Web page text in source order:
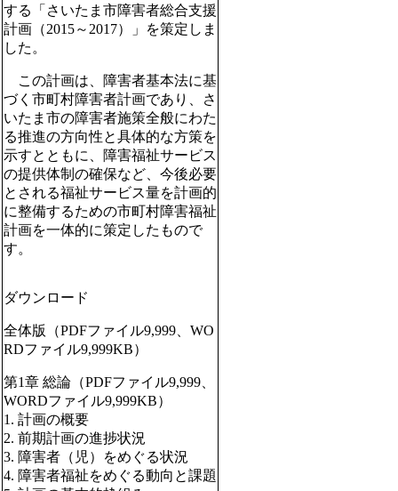
する「さいたま市障害者総合支援
計画（2015～2017）」を策定しま
した。
この計画は、障害者基本法に基
づく市町村障害者計画であり、さ
いたま市の障害者施策全般にわた
る推進の方向性と具体的な方策を
示すとともに、障害福祉サービス
の提供体制の確保など、今後必要
とされる福祉サービス量を計画的
に整備するための市町村障害福祉
計画を一体的に策定したもので
す。
ダウンロード
全体版（PDFファイル9,999、WO
RDファイル9,999KB）
第1章 総論（PDFファイル9,999、
WORDファイル9,999KB）
1. 計画の概要
2. 前期計画の進捗状況
3. 障害者（児）をめぐる状況
4. 障害者福祉をめぐる動向と課題